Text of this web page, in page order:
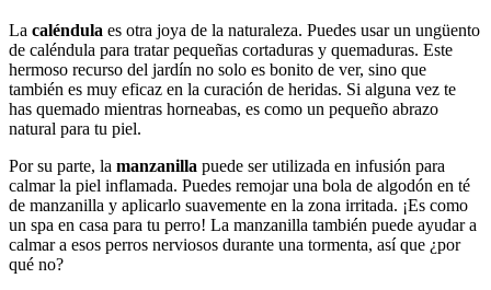
La caléndula es otra joya de la naturaleza. Puedes usar un ungüento
de caléndula para tratar pequeñas cortaduras y quemaduras. Este
hermoso recurso del jardín no solo es bonito de ver, sino que
también es muy eficaz en la curación de heridas. Si alguna vez te
has quemado mientras horneabas, es como un pequeño abrazo
natural para tu piel.
Por su parte, la manzanilla puede ser utilizada en infusión para
calmar la piel inflamada. Puedes remojar una bola de algodón en té
de manzanilla y aplicarlo suavemente en la zona irritada. ¡Es como
un spa en casa para tu perro! La manzanilla también puede ayudar a
calmar a esos perros nerviosos durante una tormenta, así que ¿por
qué no?